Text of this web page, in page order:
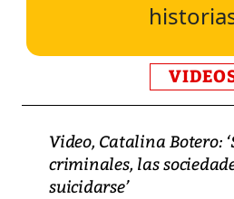
Video, Catalina Botero:
criminales, las
suicidarse’